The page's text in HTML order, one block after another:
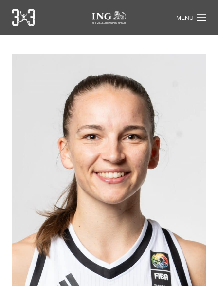
OFFIZIELLER HAUPTSPONSOR